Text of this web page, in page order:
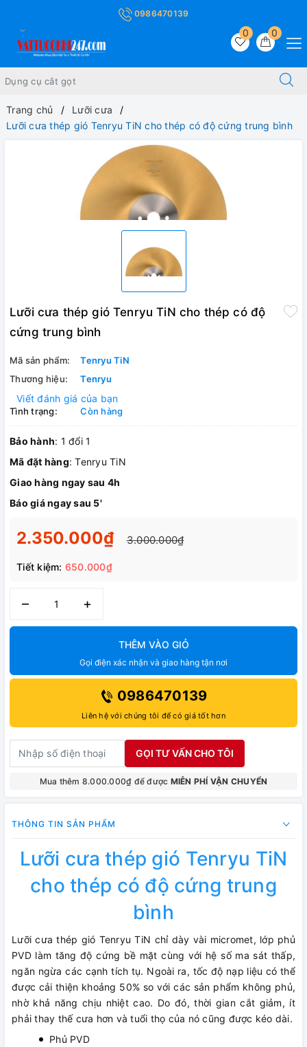
0986470139
0
0
Trang chủ
Lưỡi cưa
Lưỡi cưa thép gió Tenryu TiN cho thép có độ cứng trung bình
Lưỡi cưa thép gió Tenryu TiN cho thép có độ
cứng trung bình
Mã sản phẩm:
Tenryu TiN
Thương hiệu:
Tenryu
Viết đánh giá của bạn
Tình trạng: Còn hàng
Bảo hành: 1 đổi 1
Mã đặt hàng: Tenryu TiN
Giao hàng ngay sau 4h
Báo giá ngay sau 5'
2.350.000₫ 3.000.000₫
Tiết kiệm: 650.000₫
– +
THÊM VÀO GIỎ
Gọi điện xác nhận và giao hàng tận nơi
0986470139
Liên hệ với chúng tôi để có giá tốt hơn
GỌI TƯ VẤN CHO TÔI
Mua thêm 8.000.000₫ để được MIỄN PHÍ VẬN CHUYỂN
THÔNG TIN SẢN PHẨM
Lưỡi cưa thép gió Tenryu TiN
cho thép có độ cứng trung
bình
Lưỡi cưa thép gió Tenryu TiN chỉ dày vài micromet, lớp phủ
PVD làm tăng độ cứng bề mặt cùng với hệ số ma sát thấp,
ngăn ngừa các cạnh tích tụ. Ngoài ra, tốc độ nạp liệu có thể
được cải thiện khoảng 50% so với các sản phẩm không phủ,
nhờ khả năng chịu nhiệt cao. Do đó, thời gian cắt giảm, ít
phải thay thế cưa hơn và tuổi thọ của nó cũng được kéo dài.
Phủ PVD